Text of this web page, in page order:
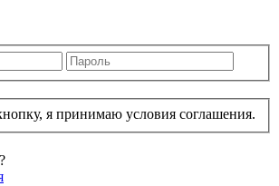
я принимаю условия соглашения.